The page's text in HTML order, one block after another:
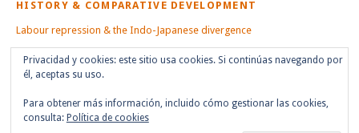
HISTORY & COMPARATIVE DEVELOPMENT
Labour repression & the Indo-Japanese divergence
Privacidad y cookies: este sitio usa cookies. Si continúas navegando por
él, aceptas su uso.
Para obtener más información, incluido cómo gestionar las cookies,
consulta: Política de cookies